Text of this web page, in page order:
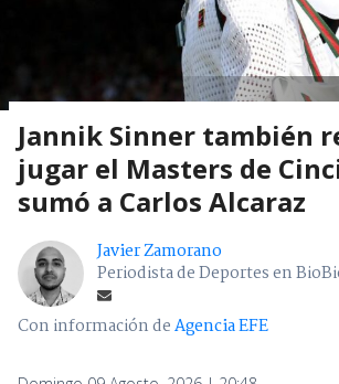
Jannik Sinner también
jugar el Masters de
sumó a Carlos Alcaraz
Javier Zamorano
Periodista de Deportes en
Con información deAgencia EFE